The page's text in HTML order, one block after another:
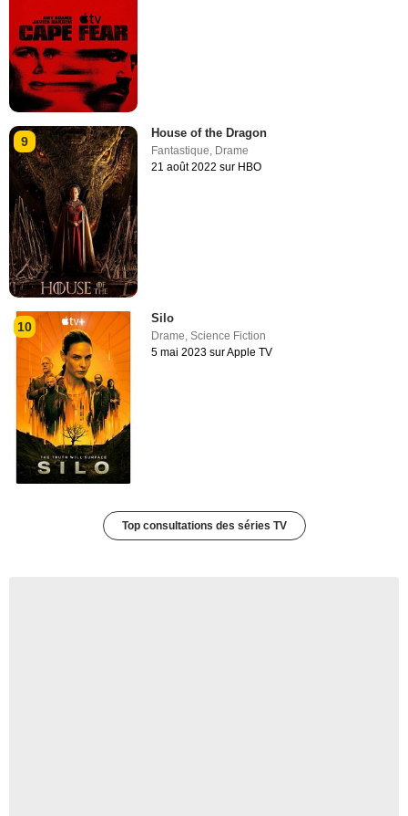
9
House of the Dragon
Fantastique, Drame
21 août 2022 sur HBO
10
Silo
Drame,Science Fiction
5 mai 2023 sur Apple TV
Top consultations des séries TV